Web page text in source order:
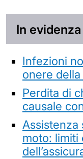
In
Infezioni
onere
Perdita di
causale
Assistenza
moto: limiti